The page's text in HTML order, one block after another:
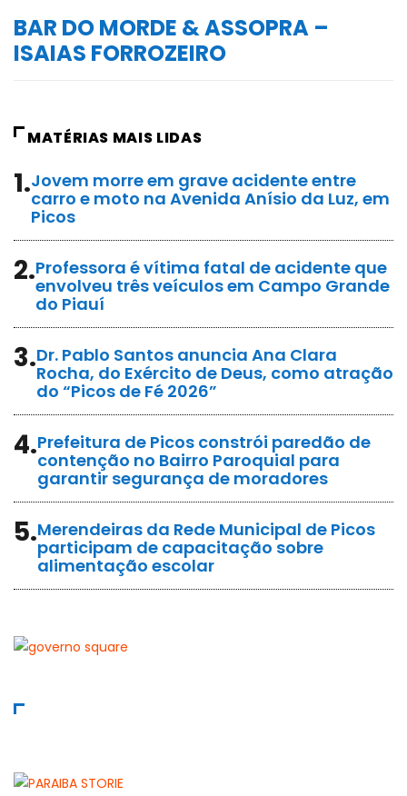
BAR DO MORDE & ASSOPRA –
ISAIAS FORROZEIRO
MATÉRIAS MAIS LIDAS
1.Jovem morre em grave acidente entre
carro e moto na Avenida Anísio da Luz, em
Picos
2.Professora é vítima fatal de acidente que
envolveu três veículos em Campo Grande
do Piauí
3.Dr. Pablo Santos anuncia Ana Clara
Rocha, do Exército de Deus, como atração
do “Picos de Fé 2026”
4.Prefeitura de Picos constrói paredão de
contenção no Bairro Paroquial para
garantir segurança de moradores
5.Merendeiras da Rede Municipal de Picos
participam de capacitação sobre
alimentação escolar